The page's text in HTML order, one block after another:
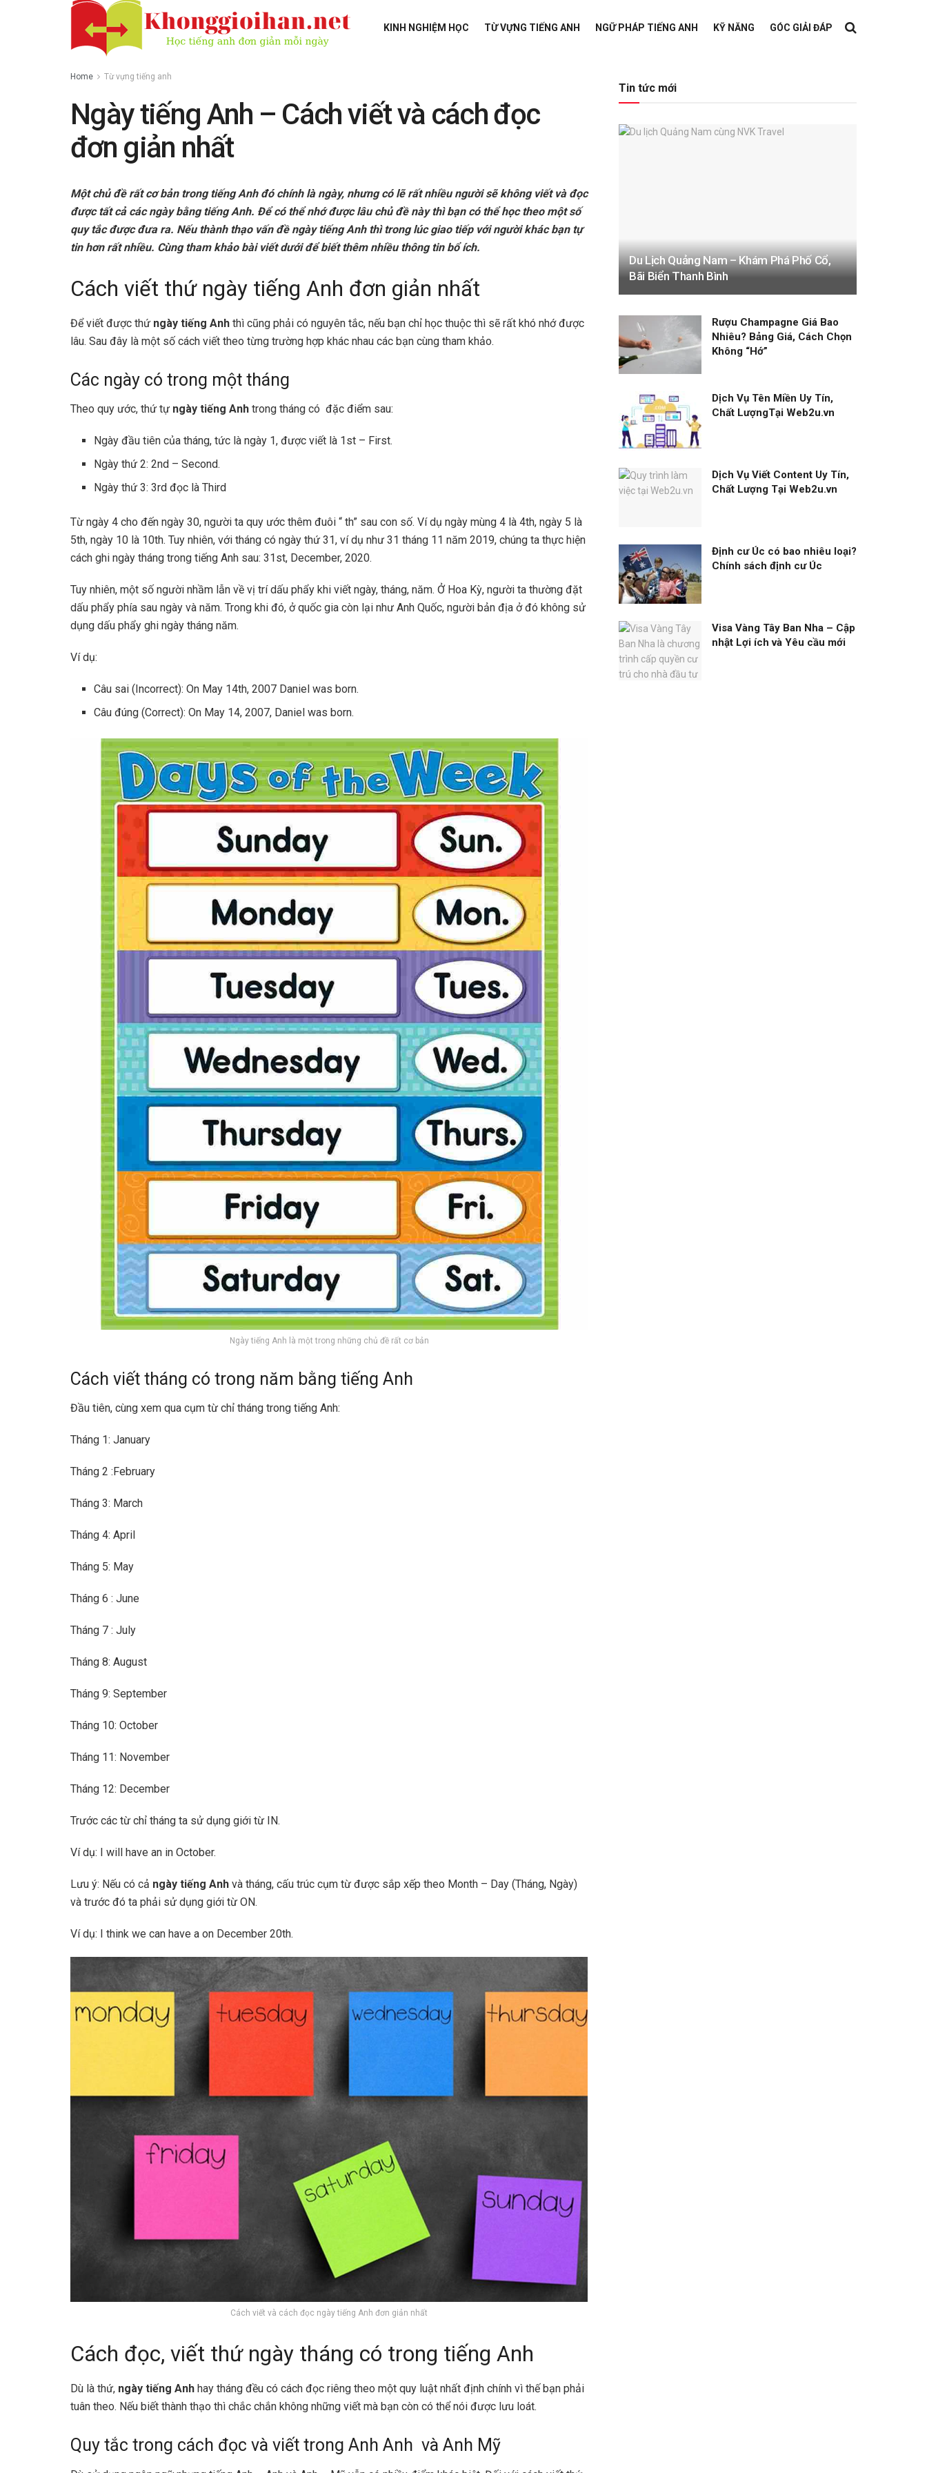
KINH NGHIỆM HỌC TỪ VỰNG TIẾNG ANH NGỮ PHÁP TIẾNG ANH KỸ NĂNG GÓC GIẢI ĐÁP
Home Từ vựng tiếng anh
Ngày tiếng Anh – Cách viết và cách đọc
đơn giản nhất
Một chủ đề rất cơ bản trong tiếng Anh đó chính là ngày, nhưng có lẽ rất nhiều người sẽ không viết và đọc
được tất cả các ngày bằng tiếng Anh. Để có thể nhớ được lâu chủ đề này thì bạn có thể học theo một số
quy tắc được đưa ra. Nếu thành thạo vấn đề ngày tiếng Anh thì trong lúc giao tiếp với người khác bạn tự
tin hơn rất nhiều. Cùng tham khảo bài viết dưới để biết thêm nhiều thông tin bổ ích.
Cách viết thứ ngày tiếng Anh đơn giản nhất
Để viết được thứ ngày tiếng Anh thì cũng phải có nguyên tắc, nếu bạn chỉ học thuộc thì sẽ rất khó nhớ được
lâu. Sau đây là một số cách viết theo từng trường hợp khác nhau các bạn cùng tham khảo.
Các ngày có trong một tháng
Theo quy ước, thứ tự ngày tiếng Anh trong tháng có đặc điểm sau:
Ngày đầu tiên của tháng, tức là ngày 1, được viết là 1st – First.
Ngày thứ 2: 2nd – Second.
Ngày thứ 3: 3rd đọc là Third
Từ ngày 4 cho đến ngày 30, người ta quy ước thêm đuôi “ th” sau con số. Ví dụ ngày mùng 4 là 4th, ngày 5 là
5th, ngày 10 là 10th. Tuy nhiên, với tháng có ngày thứ 31, ví dụ như 31 tháng 11 năm 2019, chúng ta thực hiện
cách ghi ngày tháng trong tiếng Anh sau: 31st, December, 2020.
Tuy nhiên, một số người nhầm lẫn về vị trí dấu phẩy khi viết ngày, tháng, năm. Ở Hoa Kỳ, người ta thường đặt
dấu phẩy phía sau ngày và năm. Trong khi đó, ở quốc gia còn lại như Anh Quốc, người bản địa ở đó không sử
dụng dấu phẩy ghi ngày tháng năm.
Ví dụ:
Câu sai (Incorrect): On May 14th, 2007 Daniel was born.
Câu đúng (Correct): On May 14, 2007, Daniel was born.
Ngày tiếng Anh là một trong những chủ đề rất cơ bản
Cách viết tháng có trong năm bằng tiếng Anh
Đầu tiên, cùng xem qua cụm từ chỉ tháng trong tiếng Anh:
Tháng 1: January
Tháng 2 :February
Tháng 3: March
Tháng 4: April
Tháng 5: May
Tháng 6 : June
Tháng 7 : July
Tháng 8: August
Tháng 9: September
Tháng 10: October
Tháng 11: November
Tháng 12: December
Trước các từ chỉ tháng ta sử dụng giới từ IN.
Ví dụ: I will have an in October.
Lưu ý: Nếu có cả ngày tiếng Anh và tháng, cấu trúc cụm từ được sắp xếp theo Month – Day (Tháng, Ngày)
và trước đó ta phải sử dụng giới từ ON.
Ví dụ: I think we can have a on December 20th.
Cách viết và cách đọc ngày tiếng Anh đơn giản nhất
Cách đọc, viết thứ ngày tháng có trong tiếng Anh
Dù là thứ, ngày tiếng Anh hay tháng đều có cách đọc riêng theo một quy luật nhất định chính vì thế bạn phải
tuân theo. Nếu biết thành thạo thì chắc chắn không những viết mà bạn còn có thể nói được lưu loát.
Quy tắc trong cách đọc và viết trong Anh Anh và Anh Mỹ
Tin tức mới
Du Lịch Quảng Nam – Khám Phá Phố Cổ,
Bãi Biển Thanh Bình
Rượu Champagne Giá Bao
Nhiêu? Bảng Giá, Cách Chọn
Không “Hớ”
Dịch Vụ Tên Miền Uy Tín,
Chất LượngTại Web2u.vn
Dịch Vụ Viết Content Uy Tín,
Chất Lượng Tại Web2u.vn
Định cư Úc có bao nhiêu loại?
Chính sách định cư Úc
Visa Vàng Tây Ban Nha – Cập
nhật Lợi ích và Yêu cầu mới